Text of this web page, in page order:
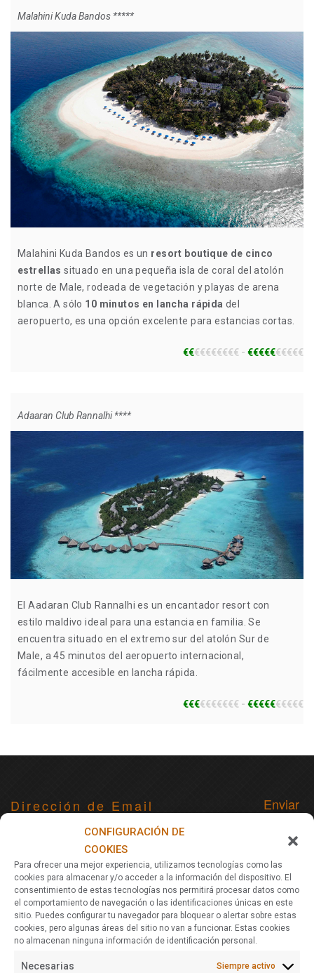
Malahini Kuda Bandos *****
Malahini Kuda Bandos es un resort boutique de cinco
estrellas situado en una pequeña isla de coral del atolón
norte de Male, rodeada de vegetación y playas de arena
blanca. A sólo 10 minutos en lancha rápida del
aeropuerto, es una opción excelente para estancias cortas.
€€€€€€€€€€ - €€€€€€€€€€
Adaaran Club Rannalhi ****
El Aadaran Club Rannalhi es un encantador resort con
estilo maldivo ideal para una estancia en familia. Se
encuentra situado en el extremo sur del atolón Sur de
Male, a 45 minutos del aeropuerto internacional,
fácilmente accesible en lancha rápida.
€€€€€€€€€€ - €€€€€€€€€€
CONFIGURACIÓN DE
COOKIES
Para ofrecer una mejor experiencia, utilizamos tecnologías como las
cookies para almacenar y/o acceder a la información del dispositivo. El
consentimiento de estas tecnologías nos permitirá procesar datos como
el comportamiento de navegación o las identificaciones únicas en este
sitio. Puedes configurar tu navegador para bloquear o alertar sobre estas
cookies, pero algunas áreas del sitio no van a funcionar. Estas cookies
no almacenan ninguna información de identificación personal.
Necesarias Siempre activo
Para recibir noticias, actualizaciones y ofertas de viajes vía
Acerca De Nomads Maldives
Nomads Maldives es una agencia de viajes especializada en
planificar y ofrecer viajes a Maldivas. Diferentes itinerarios a
presupuestos. Viajes de relax y playa, low-cost, resorts, buceo,